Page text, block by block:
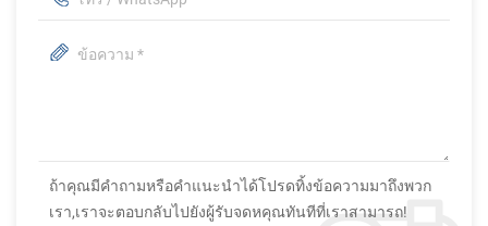
ถ้าคุณมีคำถามหรือคำแนะนำได้โปรดทิ้งข้อความมาถึงพวก
เรา,เราจะตอบกลับไปยังผู้รับจดหคุณทันทีที่เราสามารถ!